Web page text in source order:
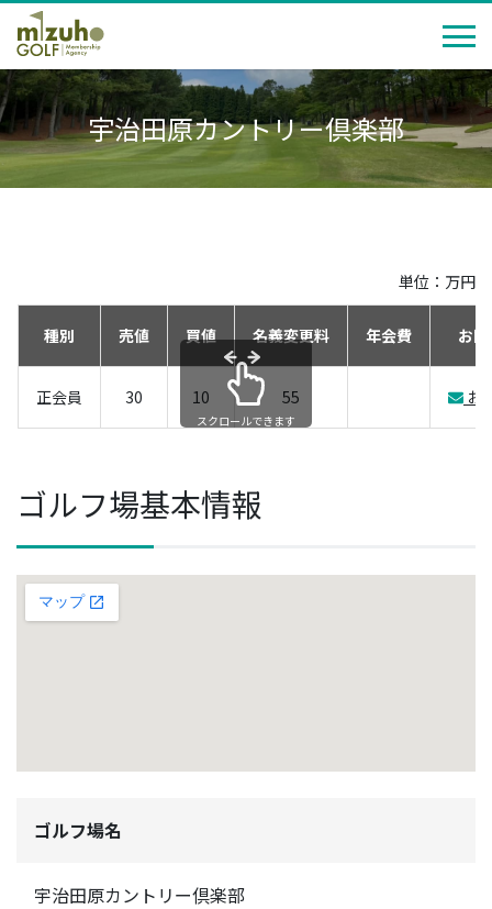
宇治田原カントリー倶楽部
単位：万円
種別 売値 買値 名義変更料 年会費 お
正会員 30 10 55 お
スクロールできます
ゴルフ場基本情報
ゴルフ場名
宇治田原カントリー倶楽部